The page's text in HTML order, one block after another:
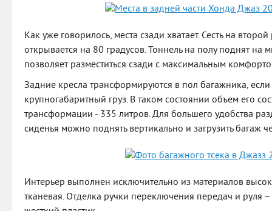
Как уже говорилось, места сзади хватает. Сесть на
открывается на 80 градусов. Тоннель на полу поднят на
позволяет разместиться сзади с максимальным
Задние кресла трансформируются в пол багажника,
крупногабаритный груз. В таком состоянии объем его
трансформации - 335 литров. Для большего удобства
сиденья можно поднять вертикально и загрузить багаж
Интерьер выполнен исключительно из материалов
тканевая. Отделка ручки переключения передач и руля